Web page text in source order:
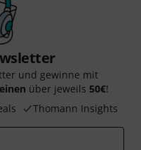
und gewinne mit
über jeweils 50€!
Thomann Insights